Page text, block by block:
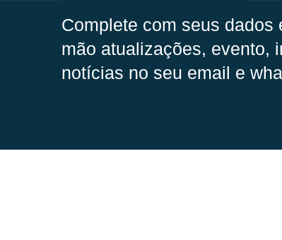
Complete com seus dados
mão atualizações, evento,
notícias no seu email e